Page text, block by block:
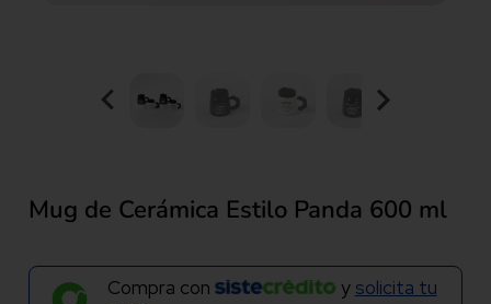
Mug de Cerámica Estilo Panda 600 ml
Compra con y solicita tu